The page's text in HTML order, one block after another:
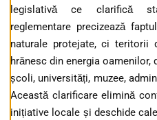
legislativă ce clarifică
reglementare precizează
naturale protejate, ci teritorii
hrănesc din energia
școli, universități, muzee,
Această clarificare elimină
inițiative locale și deschide